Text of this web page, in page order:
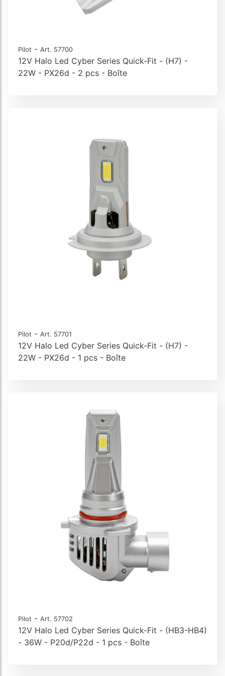
Halo Led Cheat box
Pilot - Art. 57700
12V Halo Led Cyber Series Quick-Fit - (H7) -
22W - PX26d - 2 pcs - Boîte
Pilot - Art. 57701
12V Halo Led Cyber Series Quick-Fit - (H7) -
22W - PX26d - 1 pcs - Boîte
Pilot - Art. 57702
12V Halo Led Cyber Series Quick-Fit - (HB3-HB4)
- 36W - P20d/P22d - 1 pcs - Boîte